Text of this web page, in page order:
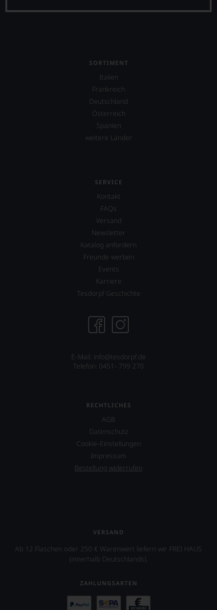
SORTIMENT
Italien
Frankreich
Deutschland
Österreich
Spanien
weitere Länder
SERVICE
Kontakt
FAQs
Versand
Newsletter
Katalog anfordern
Freunde werben
Events
Karriere
Tesdorpf Geschichte
E-Mail: info@tesdorpf.de
Telefon: 0451- 799 270
RECHTLICHES
AGB
Datenschutz
Cookie-Einstellungen
Impressum
Bestellung widerrufen
VERSAND
Ab 12 Flaschen oder 250 € Warenwert liefern wir FREI HAUS
(innerhalb Deutschlands).
ZAHLUNGSARTEN